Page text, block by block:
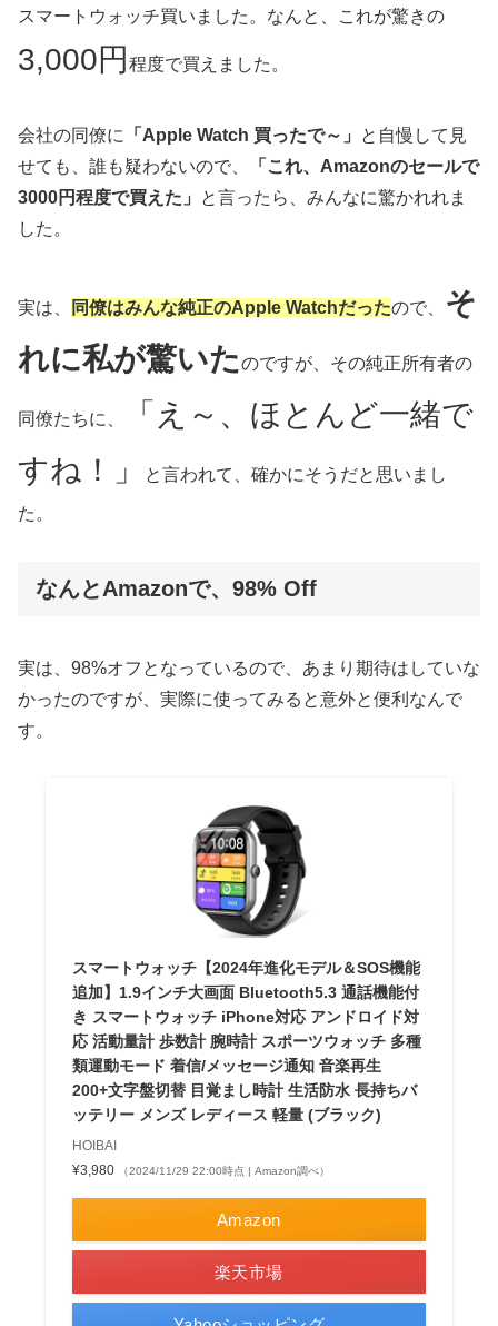
スマートウォッチ買いました。なんと、これが驚きの
3,000円 程度で買えました。
会社の同僚に 「Apple Watch 買ったで～」
と自慢して見
せても、誰も疑わないので、
「これ、Amazonのセールで
3000円程度で買えた」
と言ったら、みんなに驚かれれま
した。
実は、 同僚はみんな純正のApple Watchだったので、
そ
れに私が驚いたのですが、その純正所有者の
同僚たちに、
「え～、ほとんど一緒で
すね！」
と言われて、確かにそうだと思いまし
た。
なんとAmazonで、98% Off
実は、98%オフとなっているので、あまり期待はしていな
かったのですが、実際に使ってみると意外と便利なんで
す。
スマートウォッチ【2024年進化モデル＆SOS機能
追加】1.9インチ大画面 Bluetooth5.3 通話機能付
き スマートウォッチ iPhone対応 アンドロイド対
応 活動量計 歩数計 腕時計 スポーツウォッチ 多種
類運動モード 着信/メッセージ通知 音楽再生
200+文字盤切替 目覚まし時計 生活防水 長持ちバ
ッテリー メンズ レディース 軽量 (ブラック)
HOIBAI
¥3,980
（2024/11/29 22:00時点 | Amazon調べ）
Amazon
楽天市場